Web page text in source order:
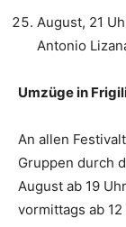
August, 21
Antonio
Umzüge in
An allen
Gruppen durch
August ab 19
vormittags ab